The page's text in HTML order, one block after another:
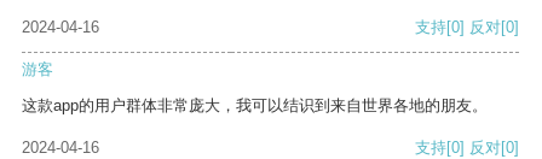
2024-04-16 支持[0] 反对[0]
游客
这款app的用户群体非常庞大，我可以结识到来自世界各地的朋友。
2024-04-16 支持[0] 反对[0]